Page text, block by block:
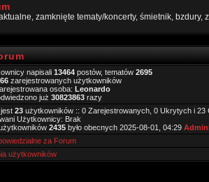
zamknięte tematy/koncerty, śmietnik, bzdury,
napisali 13464 postów, tematów 2695
zarejestrowanych użytkowników
osoba: Leonardo
już 30823863 razy
23 użytkowników :: 0 Zarejestrowanych, 0 Ukrytych i 23
Użytkownicy: Brak
2435 było obecnych 2025-08-01, 04:29
za Forum
użytkowników